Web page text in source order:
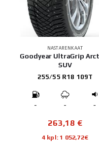
NASTARENKAAT
Goodyear UltraGrip
SUV
255/55 R18 109T
- - -
263,18 €
4 kpl: 1 052,72€